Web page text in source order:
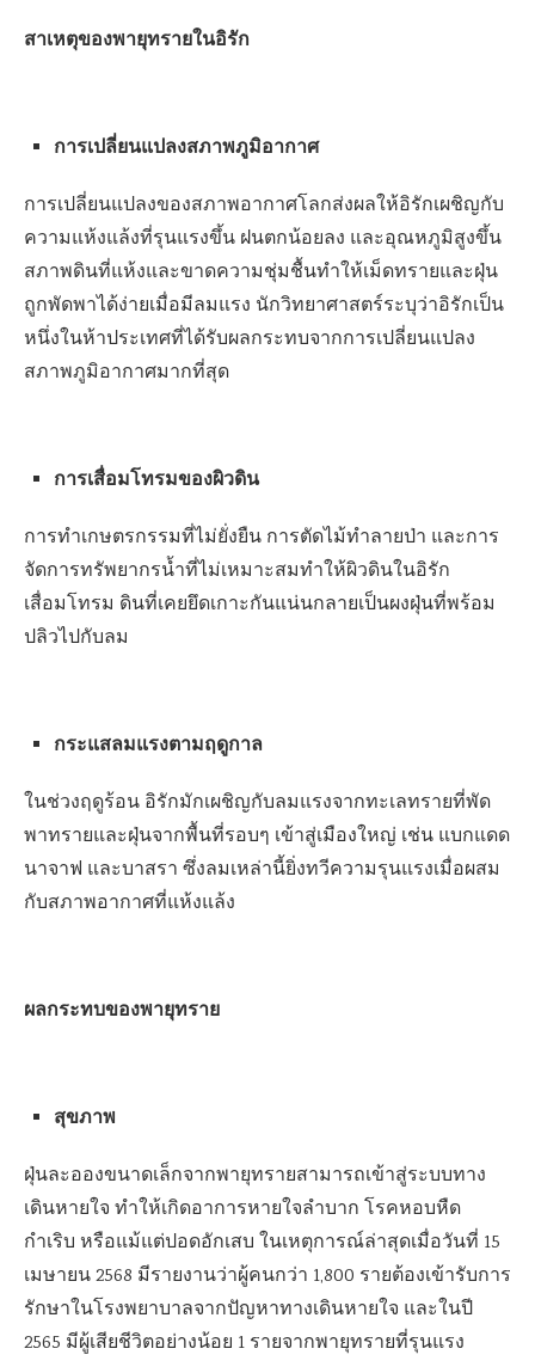
สาเหตุของพายุทรายในอิรัก
การเปลี่ยนแปลงสภาพภูมิอากาศ
การเปลี่ยนแปลงของสภาพอากาศโลกส่งผลให้อิรักเผชิญกับ
ความแห้งแล้งที่รุนแรงขึ้น ฝนตกน้อยลง และอุณหภูมิสูงขึ้น
สภาพดินที่แห้งและขาดความชุ่มชื้นทำให้เม็ดทรายและฝุ่น
ถูกพัดพาได้ง่ายเมื่อมีลมแรง นักวิทยาศาสตร์ระบุว่าอิรักเป็น
หนึ่งในห้าประเทศที่ได้รับผลกระทบจากการเปลี่ยนแปลง
สภาพภูมิอากาศมากที่สุด
การเสื่อมโทรมของผิวดิน
การทำเกษตรกรรมที่ไม่ยั่งยืน การตัดไม้ทำลายป่า และการ
จัดการทรัพยากรน้ำที่ไม่เหมาะสมทำให้ผิวดินในอิรัก
เสื่อมโทรม ดินที่เคยยึดเกาะกันแน่นกลายเป็นผงฝุ่นที่พร้อม
ปลิวไปกับลม
กระแสลมแรงตามฤดูกาล
ในช่วงฤดูร้อน อิรักมักเผชิญกับลมแรงจากทะเลทรายที่พัด
พาทรายและฝุ่นจากพื้นที่รอบๆ เข้าสู่เมืองใหญ่ เช่น แบกแดด
นาจาฟ และบาสรา ซึ่งลมเหล่านี้ยิ่งทวีความรุนแรงเมื่อผสม
กับสภาพอากาศที่แห้งแล้ง
ผลกระทบของพายุทราย
สุขภาพ
ฝุ่นละอองขนาดเล็กจากพายุทรายสามารถเข้าสู่ระบบทาง
เดินหายใจ ทำให้เกิดอาการหายใจลำบาก โรคหอบหืด
กำเริบ หรือแม้แต่ปอดอักเสบ ในเหตุการณ์ล่าสุดเมื่อวันที่ 15
เมษายน 2568 มีรายงานว่าผู้คนกว่า 1,800 รายต้องเข้ารับการ
รักษาในโรงพยาบาลจากปัญหาทางเดินหายใจ และในปี
2565 มีผู้เสียชีวิตอย่างน้อย 1 รายจากพายุทรายที่รุนแรง